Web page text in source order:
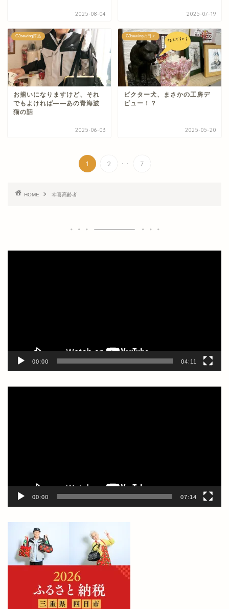
2025-08-04 2025-07-19
G3sewing商品
お揃いになりますけど、それ
でもよければ——あの青海波
猫の話
2025-06-03
G3sewingの日々
ビクター犬、まさかの工房デ
ビュー！？
2025-05-20
1 2 ... 7
HOME 幸喜高齢者
00:00 04:11
00:00 07:14